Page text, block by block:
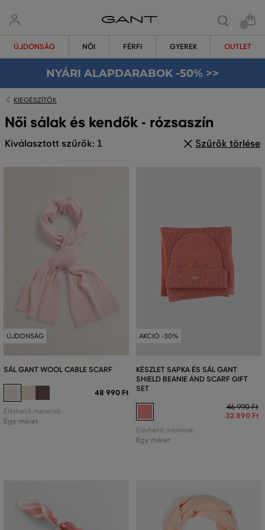
ÚJDONSÁG NŐI FÉRFI GYEREK OUTLET
NYÁRI ALAPDARABOK -50% >>
KIEGÉSZÍTŐK
Női sálak és kendők - rózsaszín
Kiválasztott szűrők: 1 Szűrők törlése
ÚJDONSÁG
SÁL GANT WOOL CABLE SCARF
48 990 Ft
Elérhető méretek:
Egy méret
AKCIÓ -30%
KÉSZLET SAPKA ÉS SÁL GANT
SHIELD BEANIE AND SCARF GIFT
SET
46 990 Ft
32 890 Ft
Elérhető méretek:
Egy méret